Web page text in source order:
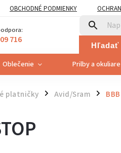
OBCHODNÉ PODMIENKY
POUČENIE O UPLATNENÍ PRÁVA
716 Hľadať
Oblečenie Prilby a okuliare
platničky / Avid/Sram /